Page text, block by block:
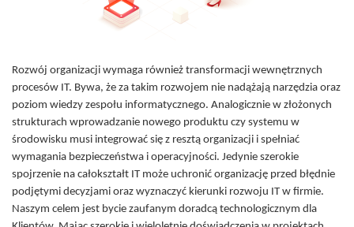
Rozwój organizacji wymaga również transformacji wewnętrznych
procesów IT. Bywa, że za takim rozwojem nie nadążają narzędzia oraz
poziom wiedzy zespołu informatycznego. Analogicznie w złożonych
strukturach wprowadzanie nowego produktu czy systemu w
środowisku musi integrować się z resztą organizacji i spełniać
wymagania bezpieczeństwa i operacyjności. Jedynie szerokie
spojrzenie na całokształt IT może uchronić organizację przed błędnie
podjętymi decyzjami oraz wyznaczyć kierunki rozwoju IT w firmie.
Naszym celem jest bycie zaufanym doradcą technologicznym dla